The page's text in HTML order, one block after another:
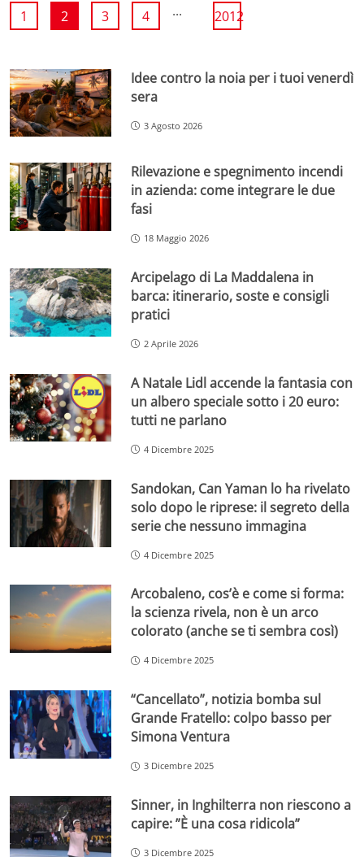
1 2 3 4 ... 2012
Idee contro la noia per i tuoi venerdì
sera
3 Agosto 2026
Rilevazione e spegnimento incendi
in azienda: come integrare le due
fasi
18 Maggio 2026
Arcipelago di La Maddalena in
barca: itinerario, soste e consigli
pratici
2 Aprile 2026
A Natale Lidl accende la fantasia con
un albero speciale sotto i 20 euro:
tutti ne parlano
4 Dicembre 2025
Sandokan, Can Yaman lo ha rivelato
solo dopo le riprese: il segreto della
serie che nessuno immagina
4 Dicembre 2025
Arcobaleno, cos’è e come si forma:
la scienza rivela, non è un arco
colorato (anche se ti sembra così)
4 Dicembre 2025
“Cancellato”, notizia bomba sul
Grande Fratello: colpo basso per
Simona Ventura
3 Dicembre 2025
Sinner, in Inghilterra non riescono a
capire: ”È una cosa ridicola”
3 Dicembre 2025